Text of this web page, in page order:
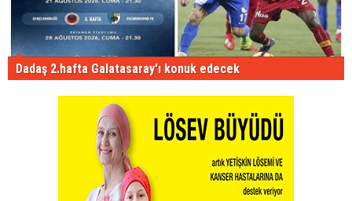
Dadaş 2.hafta Galatasaray'ı konuk edecek